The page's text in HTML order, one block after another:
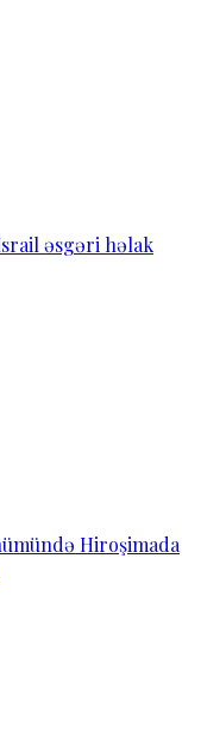
əsgəri həlak
Hiroşimada